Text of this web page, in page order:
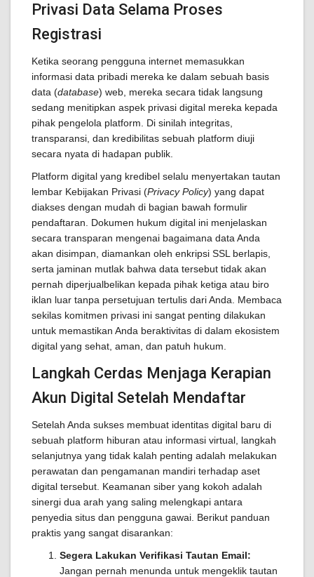
Privasi Data Selama Proses
Registrasi
Ketika seorang pengguna internet memasukkan
informasi data pribadi mereka ke dalam sebuah basis
data (database) web, mereka secara tidak langsung
sedang menitipkan aspek privasi digital mereka kepada
pihak pengelola platform. Di sinilah integritas,
transparansi, dan kredibilitas sebuah platform diuji
secara nyata di hadapan publik.
Platform digital yang kredibel selalu menyertakan tautan
lembar Kebijakan Privasi (Privacy Policy) yang dapat
diakses dengan mudah di bagian bawah formulir
pendaftaran. Dokumen hukum digital ini menjelaskan
secara transparan mengenai bagaimana data Anda
akan disimpan, diamankan oleh enkripsi SSL berlapis,
serta jaminan mutlak bahwa data tersebut tidak akan
pernah diperjualbelikan kepada pihak ketiga atau biro
iklan luar tanpa persetujuan tertulis dari Anda. Membaca
sekilas komitmen privasi ini sangat penting dilakukan
untuk memastikan Anda beraktivitas di dalam ekosistem
digital yang sehat, aman, dan patuh hukum.
Langkah Cerdas Menjaga Kerapian
Akun Digital Setelah Mendaftar
Setelah Anda sukses membuat identitas digital baru di
sebuah platform hiburan atau informasi virtual, langkah
selanjutnya yang tidak kalah penting adalah melakukan
perawatan dan pengamanan mandiri terhadap aset
digital tersebut. Keamanan siber yang kokoh adalah
sinergi dua arah yang saling melengkapi antara
penyedia situs dan pengguna gawai. Berikut panduan
praktis yang sangat disarankan:
Segera Lakukan Verifikasi Tautan Email:
Jangan pernah menunda untuk mengeklik tautan